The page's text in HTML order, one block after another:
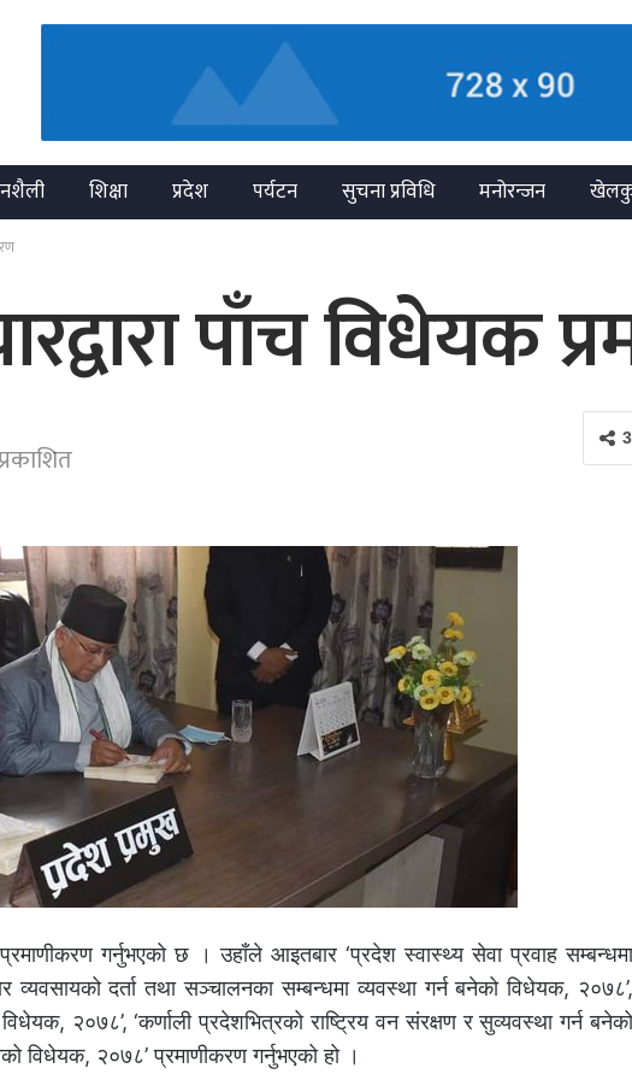
शिक्षा प्रदेश पर्यटन सुचना प्रविधि मनोरन्जन
पाँच विधेयक
गर्नुभएको छ । उहाँले आइतबार ‘प्रदेश स्वास्थ्य सेवा प्रवाह सम्बन्धमा
व्यवसायको दर्ता तथा सञ्चालनका सम्बन्धमा व्यवस्था गर्न बनेको विधेयक, २०७८’,
२०७८’, ‘कर्णाली प्रदेशभित्रको राष्ट्रिय वन संरक्षण र सुव्यवस्था गर्न बनेको
विधेयक, २०७८’ प्रमाणीकरण गर्नुभएको हो ।